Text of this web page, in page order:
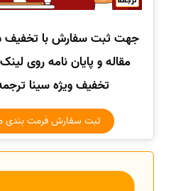
مقاله و پایان نامه روی
تخفیف ویژه سینا
ثبت سفارش فرمت بندی